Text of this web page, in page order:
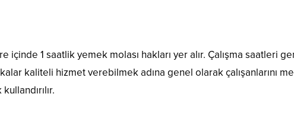
içinde 1 saatlik yemek molası hakları yer alır. Çalışma saatleri
kaliteli hizmet verebilmek adına genel olarak çalışanlarını